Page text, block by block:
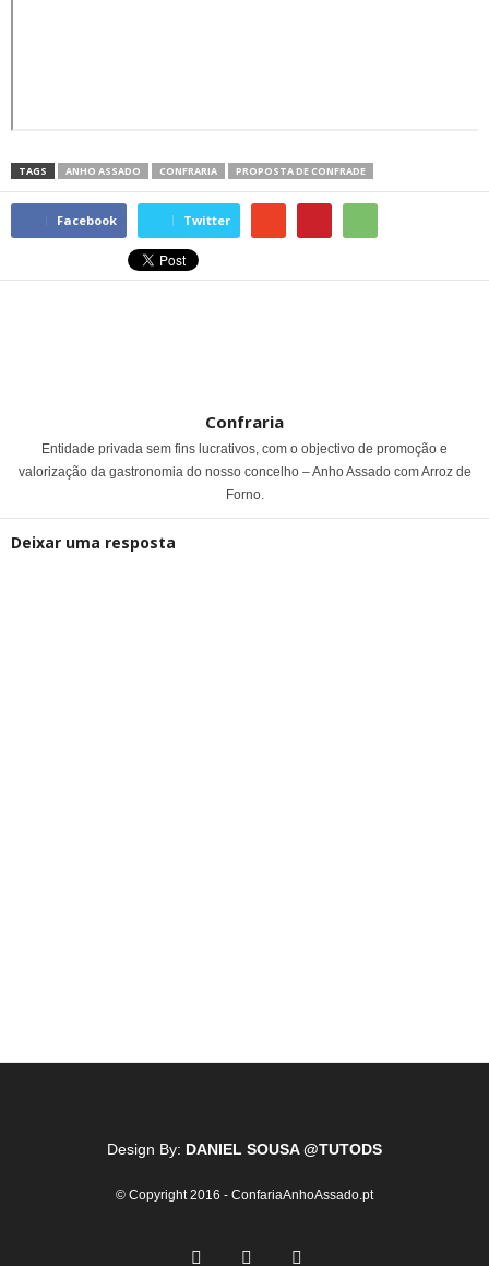
TAGS ANHO ASSADO CONFRARIA PROPOSTA DE CONFRADE
Facebook Twitter
Confraria
Entidade privada sem fins lucrativos, com o objectivo de promoção e
valorização da gastronomia do nosso concelho – Anho Assado com Arroz de
Forno.
Deixar uma resposta
Design By: DANIEL SOUSA @TUTODS
© Copyright 2016 - ConfariaAnhoAssado.pt